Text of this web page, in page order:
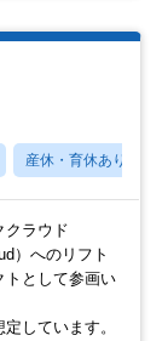
産休・育休あり
クラウド
）へのリフト
トとして参画い
しています。